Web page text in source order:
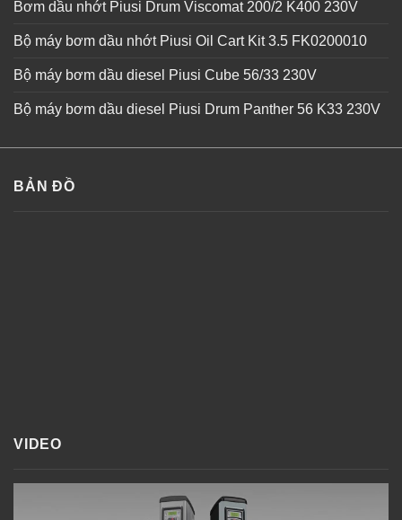
Bơm dầu nhớt Piusi Drum Viscomat 200/2 K400 230V
Bộ máy bơm dầu nhớt Piusi Oil Cart Kit 3.5 FK0200010
Bộ máy bơm dầu diesel Piusi Cube 56/33 230V
Bộ máy bơm dầu diesel Piusi Drum Panther 56 K33 230V
BẢN ĐỒ
VIDEO